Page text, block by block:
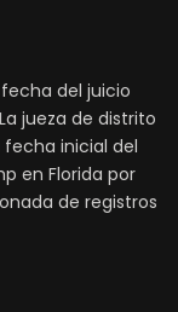
fecha del juicio
jueza de distrito
fecha inicial del
en Florida por
de registros